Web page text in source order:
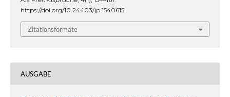
https://doi.org/10.24403/jp.1540615
Zitationsformate
AUSGABE